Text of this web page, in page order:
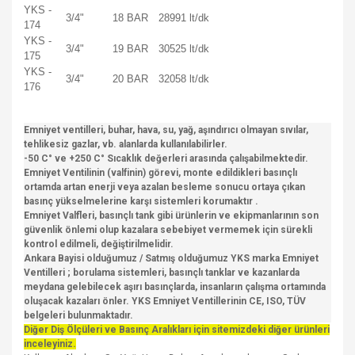
YKS -
174
3/4" 18 BAR
28991 lt/dk
YKS -
175
3/4" 19 BAR
30525 lt/dk
YKS -
176
3/4" 20 BAR 32058 lt/dk
Emniyet ventilleri, buhar, hava, su, yağ, aşındırıcı olmayan sıvılar,
tehlikesiz gazlar, vb. alanlarda kullanılabilirler.
-50 C° ve +250 C° Sıcaklık değerleri arasında çalışabilmektedir.
Emniyet Ventilinin (valfinin) görevi, monte edildikleri basınçlı
ortamda artan enerji veya azalan besleme sonucu ortaya çıkan
basınç yükselmelerine karşı sistemleri korumaktır .
Emniyet Valfleri, basınçlı tank gibi ürünlerin ve ekipmanlarının son
güvenlik önlemi olup kazalara sebebiyet vermemek için sürekli
kontrol edilmeli, değiştirilmelidir.
Ankara Bayisi olduğumuz / Satmış olduğumuz YKS marka Emniyet
Ventilleri ; borulama sistemleri, basınçlı tanklar ve kazanlarda
meydana gelebilecek aşırı basınçlarda, insanların çalışma ortamında
oluşacak kazaları önler. YKS Emniyet Ventillerinin CE, ISO, TÜV
belgeleri bulunmaktadır.
Diğer Diş Ölçüleri ve Basınç Aralıkları için sitemizdeki diğer ürünleri
inceleyiniz.